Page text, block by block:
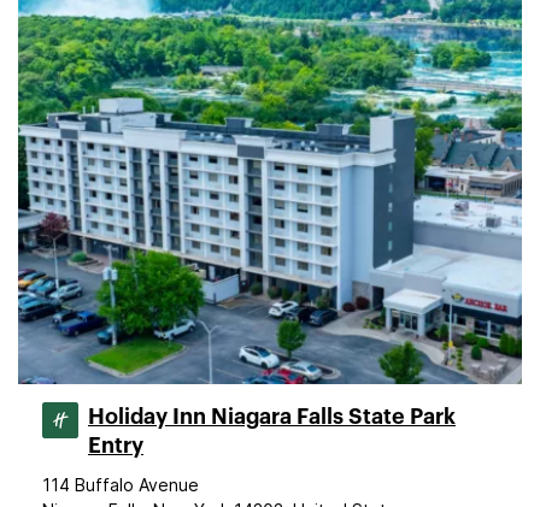
Holiday Inn Niagara Falls State Park
Entry
114 Buffalo Avenue